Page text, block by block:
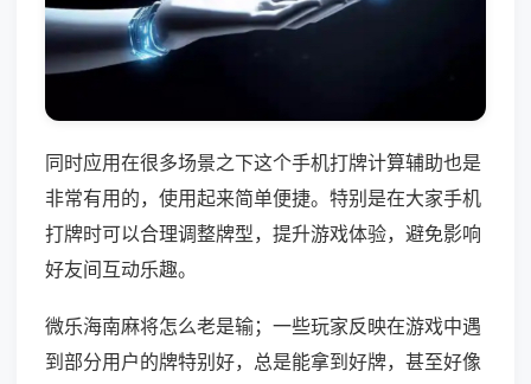
同时应用在很多场景之下这个手机打牌计算辅助也是
非常有用的，使用起来简单便捷。特别是在大家手机
打牌时可以合理调整牌型，提升游戏体验，避免影响
好友间互动乐趣。
微乐海南麻将怎么老是输；一些玩家反映在游戏中遇
到部分用户的牌特别好，总是能拿到好牌，甚至好像